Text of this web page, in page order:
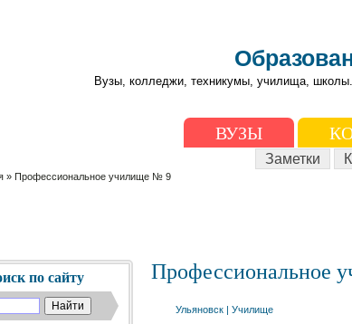
Вузы, колледжи, техникумы, училища,
ВУЗЫ
Заметки
» Профессиональное училище № 9
Профессиональное
Ульяновск| Училище
по сайту